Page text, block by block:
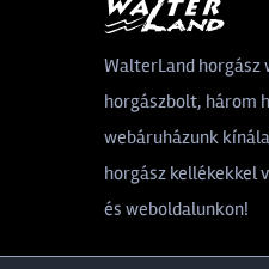
WalterLand horgász
horgászbolt, három
webáruházunk
horgász kellékekkel
és weboldalunkon!